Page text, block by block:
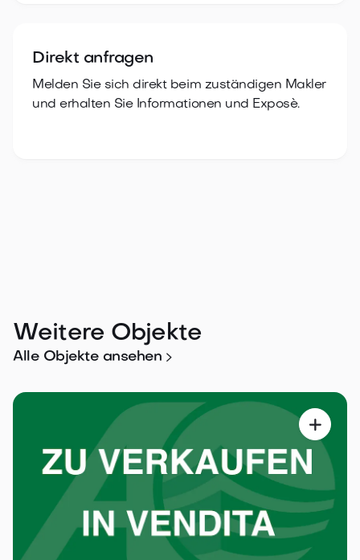
Direkt anfragen
Melden Sie sich direkt beim zuständigen Makler
und erhalten Sie Informationen und Exposè.
Weitere Objekte
Alle Objekte ansehen 
